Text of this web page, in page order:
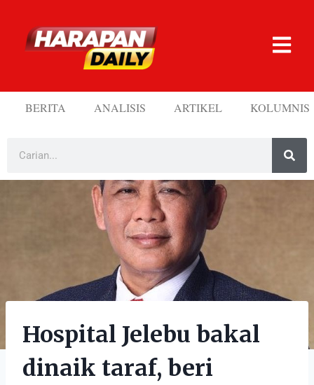
BERITA ANALISIS ARTIKEL KOLUMNIS
Hospital Jelebu bakal
dinaik taraf, beri